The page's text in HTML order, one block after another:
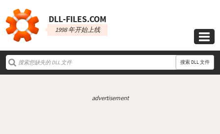
DLL‑FILES.COM
1998 年开始上线

搜索 DLL 文件
advertisement